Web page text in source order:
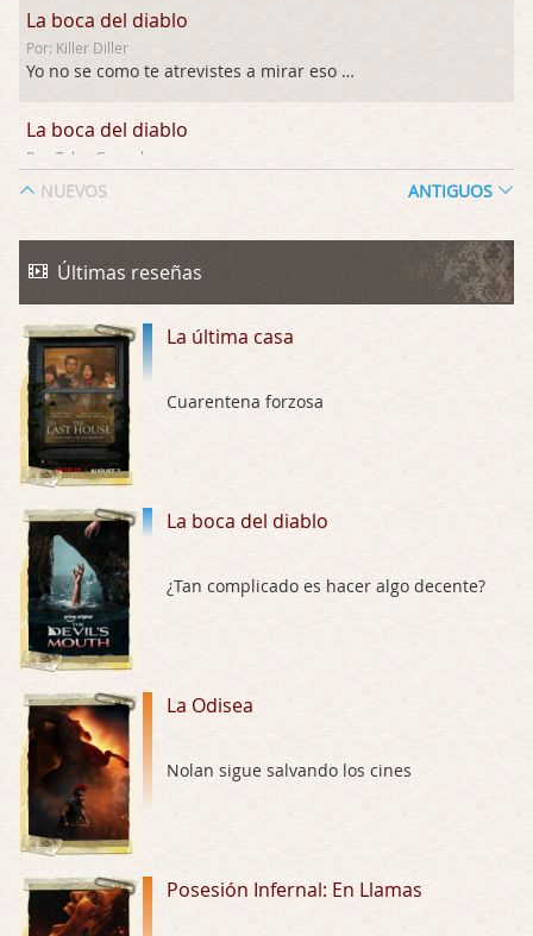
La boca del diablo
Por: Killer Diller
Yo no se como te atrevistes a mirar eso …
La boca del diablo
Por: Talan Gwynek
La Odisea
Por: Talan Gwynek
La Odisea
Por: Draghann
No sé si entrar en polémicas con respect …
Trance
Por: Luar
El señor de las moscas
Por: Luar
Hungry
Por: Croc
Las 10 películas gore de Almas Oscuras
Por: JORDI CRUYFF
Possession
Por: Chupasangre
NUEVOS ANTIGUOS
Últimas reseñas
La última casa
Cuarentena forzosa
La boca del diablo
¿Tan complicado es hacer algo decente?
La Odisea
Nolan sigue salvando los cines
Posesión Infernal: En Llamas